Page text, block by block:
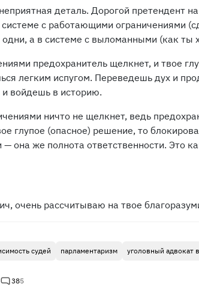
деталь. Дорогой претендент
с работающими ограничениями
а в системе с выломанными (как ты
предохранитель щелкнет, и твое
легким испугом. Переведешь дух и
войдешь в историю.
ничто не щелкнет, ведь
глупое (опасное) решение, то
она же полнота ответственности. Это
очень рассчитываю на твое
судей парламентаризм уголовный адвокат
385